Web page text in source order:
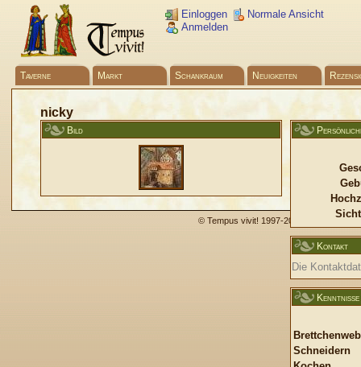
Einloggen
Anmelden
Normale Ansicht
Taverne Markt Schankraum Neuigkeiten
nicky
Bild
Kontakt
Die
Kenntnisse
Schneidern
© Tempus vivit! 1997-2009 - Impressum